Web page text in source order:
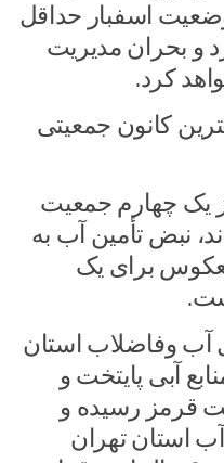
اسفبار حداقل
دارد و بحران مدیریت
کرد.
کانون جمعیتی
یک چهارم جمعیت
نبض تأمین آب به
برای یک
آب وفاضلاب استان
آبی پایتخت و
قرمز رسیده و
استان تهران